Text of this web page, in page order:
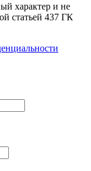
характер и не
статьей 437 ГК